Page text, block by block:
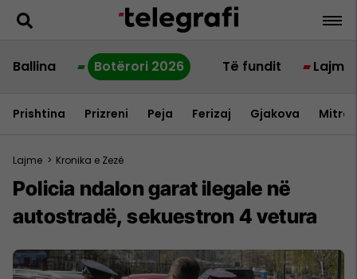
Ballina Botërori 2026 Të fundit Lajme
Prishtina Prizreni Peja Ferizaj Gjakova
Lajme > Kronika e Zezë
Policia ndalon garat ilegale në
autostradë, sekuestron 4 vetura